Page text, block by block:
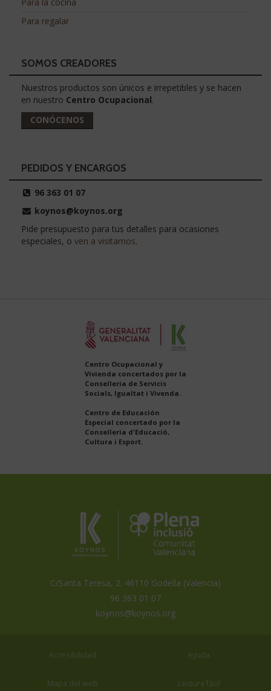
Para regalar
SOMOS CREADORES
Nuestros productos son únicos e irrepetibles y se hacen
en nuestro Centro Ocupacional.
CONÓCENOS
PEDIDOS Y ENCARGOS
96 363 01 07
koynos@koynos.org
Pide presupuesto para tus detalles para ocasiones
especiales, o ven a visitarnos.
Centro Ocupacional y
Vivienda concertados por la
Conselleria de Servicis
Socials, Igualtat i Vivenda.
Centro de Educación
Especial concertado por la
Conselleria d'Educació,
Cultura i Esport.
Koynos
Coopertiva
Valenciana
miembro
Inclusión
Comunidad
Valenciana
C/Santa Teresa, 2. 46110 Godella (Valencia)
96 363 01 07
koynos@koynos.org
Accesibilidad Ayuda
Mapa del web Lectura fácil